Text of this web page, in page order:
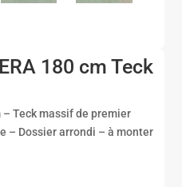
180 cm Teck
Teck massif de premier
– Dossier arrondi – à monter